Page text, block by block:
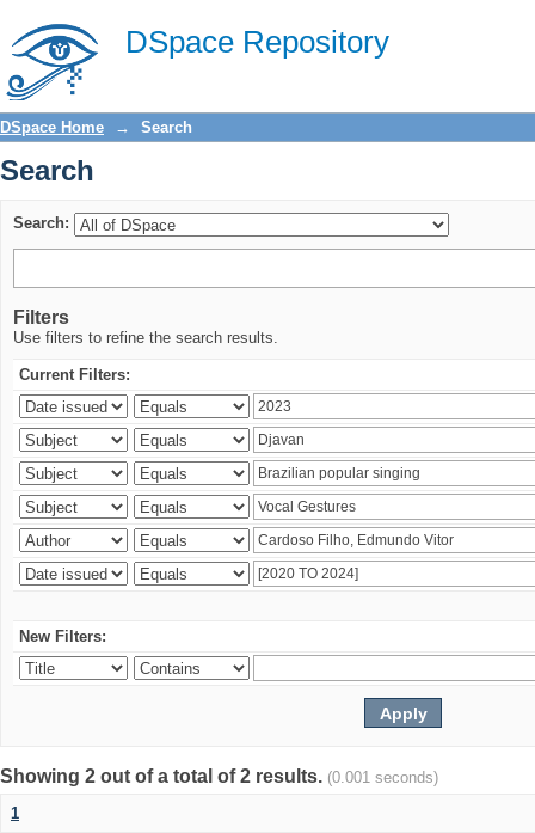
DSpace Repository
Search
DSpace Home → Search
Search
Search:
Filters
Use filters to refine the search results.
Current Filters:
New Filters:
Showing 2 out of a total of 2 results. (0.001 seconds)
1